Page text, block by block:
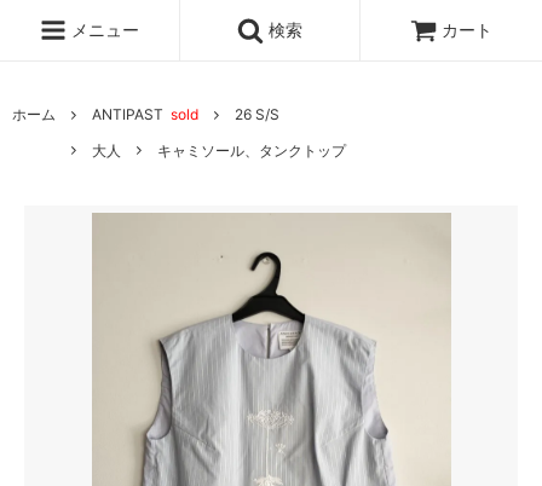
メニュー 検索 カート
ホーム ANTIPAST sold
26 S/S
大人
キャミソール、タンクトップ